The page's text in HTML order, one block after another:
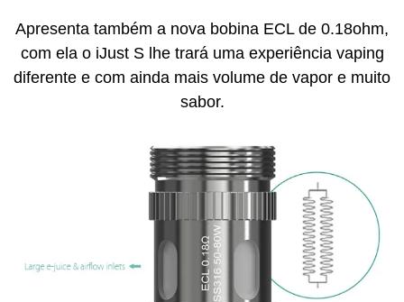
Apresenta também a nova bobina ECL de 0.18ohm,
com ela o iJust S lhe trará uma experiência vaping
diferente e com ainda mais volume de vapor e muito
sabor.